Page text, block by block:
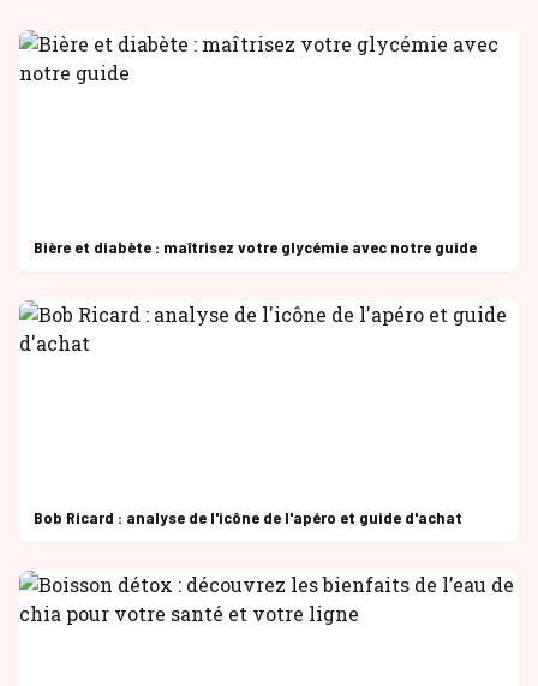
Bière et diabète : maîtrisez votre glycémie avec notre guide
Bob Ricard : analyse de l'icône de l'apéro et guide d'achat